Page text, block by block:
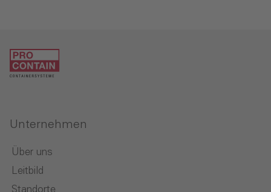
Unternehmen
Über uns
Leitbild